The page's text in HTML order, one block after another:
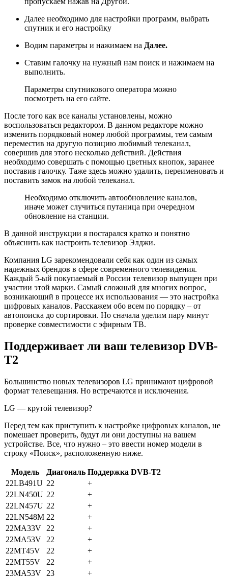
Далее необходимо для настройки программ, выбрать
спутник и его настройку
Водим параметры и нажимаем на Далее.
Ставим галочку на нужный нам поиск и нажимаем на
выполнить.
Параметры спутникового оператора можно
посмотреть на его сайте.
После того как все каналы установлены, можно
воспользоваться редактором. В данном редакторе можно
изменить порядковый номер любой программы, тем самым
переместив на другую позицию любимый телеканал,
совершив для этого несколько действий. Действия
необходимо совершать с помощью цветных кнопок, заранее
поставив галочку. Таже здесь можно удалить, переименовать и
поставить замок на любой телеканал.
Необходимо отключить автообновление каналов,
иначе может случиться путаница при очередном
обновление на станции.
В данной инструкции я постарался кратко и понятно
объяснить как настроить телевизор Элджи.
Компания LG зарекомендовали себя как один из самых
надежных брендов в сфере современного телевидения.
Каждый 5-ый покупаемый в России телевизор выпущен при
участии этой марки. Самый сложный для многих вопрос,
возникающий в процессе их использования — это настройка
цифровых каналов. Расскажем обо всем по порядку ‒ от
автопоиска до сортировки. Но сначала уделим пару минут
проверке совместимости с эфирным ТВ.
Поддерживает ли ваш телевизор DVB-
T2
Большинство новых телевизоров LG принимают цифровой
формат телевещания. Но встречаются и исключения.
LG — крутой телевизор?
Перед тем как приступить к настройке цифровых каналов, не
помешает проверить, будут ли они доступны на вашем
устройстве. Все, что нужно ‒ это ввести номер модели в
строку «Поиск», расположенную ниже.
Модель Диагональ Поддержка DVB-T2
22LB491U 22
+
22LN450U 22
+
22LN457U 22
+
22LN548M 22
+
22MA33V
22
+
22MA53V
22
+
22MT45V
22
+
22MT55V
22
+
23MA53V
23
+